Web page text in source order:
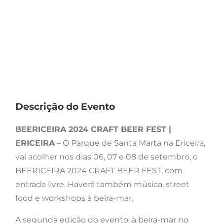
Descrição do Evento
BEERICEIRA 2024 CRAFT BEER FEST |
ERICEIRA– O Parque de Santa Marta na Ericeira,
vai acolher nos dias 06, 07 e 08 de setembro, o
BEERICEIRA 2024 CRAFT BEER FEST, com
entrada livre. Haverá também música, street
food e workshops à beira-mar.
A segunda edição do evento, à beira-mar no